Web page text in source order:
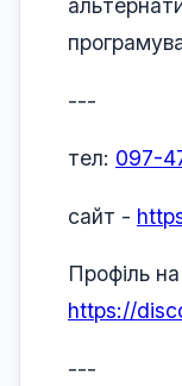
---
тел: 097-
сайт -
Профіль
https://
---